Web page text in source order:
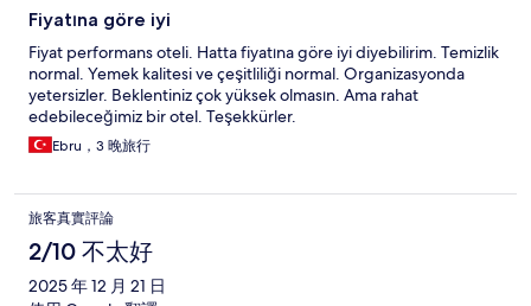
Fiyatına göre iyi
Fiyat performans oteli. Hatta fiyatına göre iyi diyebilirim. Temizlik
normal. Yemek kalitesi ve çeşitliliği normal. Organizasyonda
yetersizler. Beklentiniz çok yüksek olmasın. Ama rahat
edebileceğimiz bir otel. Teşekkürler.
Ebru，3 晚旅行
旅客真實評論
2/10 不太好
2025 年 12 月 21 日